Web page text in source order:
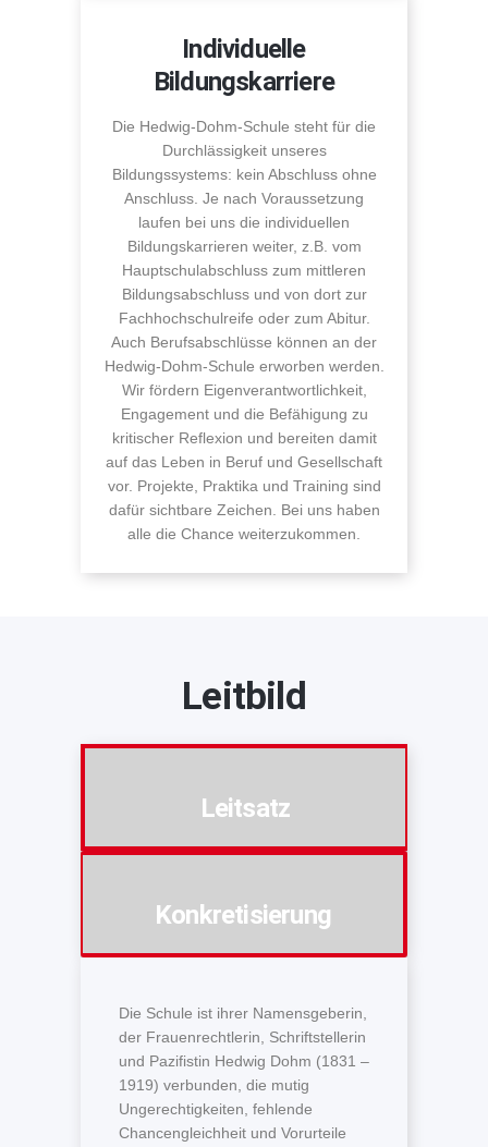
Individuelle
Bildungskarriere
Die Hedwig-Dohm-Schule steht für die
Durchlässigkeit unseres
Bildungssystems: kein Abschluss ohne
Anschluss. Je nach Voraussetzung
laufen bei uns die individuellen
Bildungskarrieren weiter, z.B. vom
Hauptschulabschluss zum mittleren
Bildungsabschluss und von dort zur
Fachhochschulreife oder zum Abitur.
Auch Berufsabschlüsse können an der
Hedwig-Dohm-Schule erworben werden.
Wir fördern Eigenverantwortlichkeit,
Engagement und die Befähigung zu
kritischer Reflexion und bereiten damit
auf das Leben in Beruf und Gesellschaft
vor. Projekte, Praktika und Training sind
dafür sichtbare Zeichen. Bei uns haben
alle die Chance weiterzukommen.
Leitbild
Leitsatz
Konkretisierung
Die Schule ist ihrer Namensgeberin,
der Frauenrechtlerin, Schriftstellerin
und Pazifistin Hedwig Dohm (1831 –
1919) verbunden, die mutig
Ungerechtigkeiten, fehlende
Chancengleichheit und Vorurteile